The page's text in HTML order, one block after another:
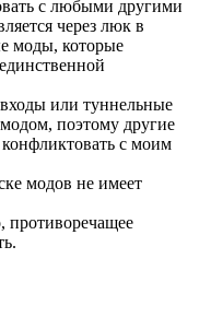
с любыми другими
через люк в
моды, которые
или туннельные
поэтому другие
с моим
модов не имеет
противоречащее